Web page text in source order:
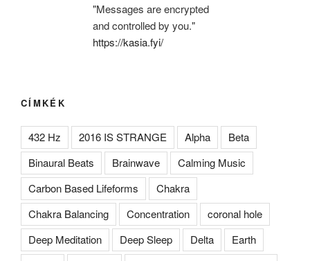
"Messages are encrypted
and controlled by you."
https://kasia.fyi/
CÍMKÉK
432 Hz 2016 IS STRANGE Alpha
Beta
Binaural Beats
Brainwave
Calming Music
Carbon Based Lifeforms
Chakra
Chakra Balancing
Concentration
coronal hole
Deep Meditation
Deep Sleep Delta
Earth